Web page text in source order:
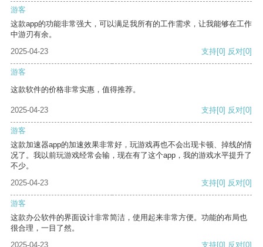
游客
这款app的功能非常强大，可以满足我所有的工作需求，让我能够在工作
中游刃有余。
2025-04-23
支持[0] 反对[0]
游客
这款软件的价格非常实惠，值得推荐。
2025-04-23 支持[0] 反对[0]
游客
这款加速器app的加速效果非常好，玩游戏再也不会出现卡顿、掉线的情
况了。我以前玩游戏经常会输，现在有了这个app，我的游戏水平提升了
不少。
2025-04-23
支持[0] 反对[0]
游客
这款办公软件的界面设计非常简洁，使用起来非常方便。功能的布局也
很合理，一目了然。
2025-04-23
支持[0] 反对[0]